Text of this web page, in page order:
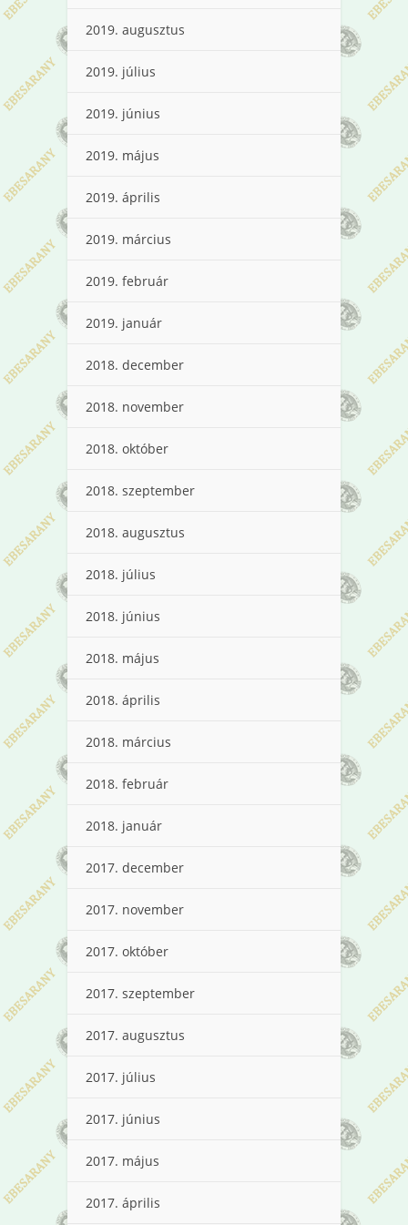
2019. augusztus
2019. július
2019. június
2019. május
2019. április
2019. március
2019. február
2019. január
2018. december
2018. november
2018. október
2018. szeptember
2018. augusztus
2018. július
2018. június
2018. május
2018. április
2018. március
2018. február
2018. január
2017. december
2017. november
2017. október
2017. szeptember
2017. augusztus
2017. július
2017. június
2017. május
2017. április